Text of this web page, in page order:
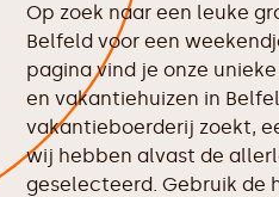
Op zoek naar een leuke
Belfeld voor een
pagina vind je onze
en vakantiehuizen in
vakantieboerderij zoekt,
wij hebben alvast de
geselecteerd. Gebruik de